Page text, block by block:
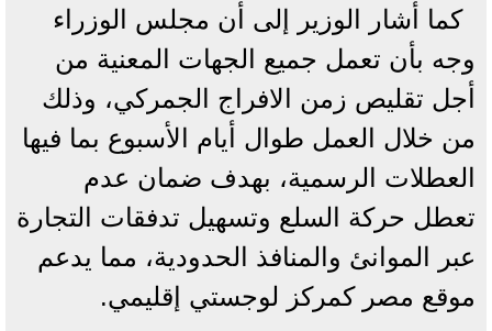
كما أشار الوزير إلى أن مجلس الوزراء
وجه بأن تعمل جميع الجهات المعنية من
أجل تقليص زمن الافراج الجمركي، وذلك
من خلال العمل طوال أيام الأسبوع بما فيها
العطلات الرسمية، بهدف ضمان عدم
تعطل حركة السلع وتسهيل تدفقات التجارة
عبر الموانئ والمنافذ الحدودية، مما يدعم
موقع مصر كمركز لوجستي إقليمي.